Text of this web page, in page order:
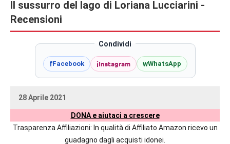
Libri
solo.
Recensioni,
delle
autrici
Il sussurro del lago di Loriana Lucciarini -
Recensioni
Condividi
fFacebook iInstagram wWhatsApp
28 Aprile 2021
uctil_user
Nessun
DONA e aiutaci a crescere
Trasparenza Affiliazioni: In qualità di Affiliato Amazon ricevo un
guadagno dagli acquisti idonei.